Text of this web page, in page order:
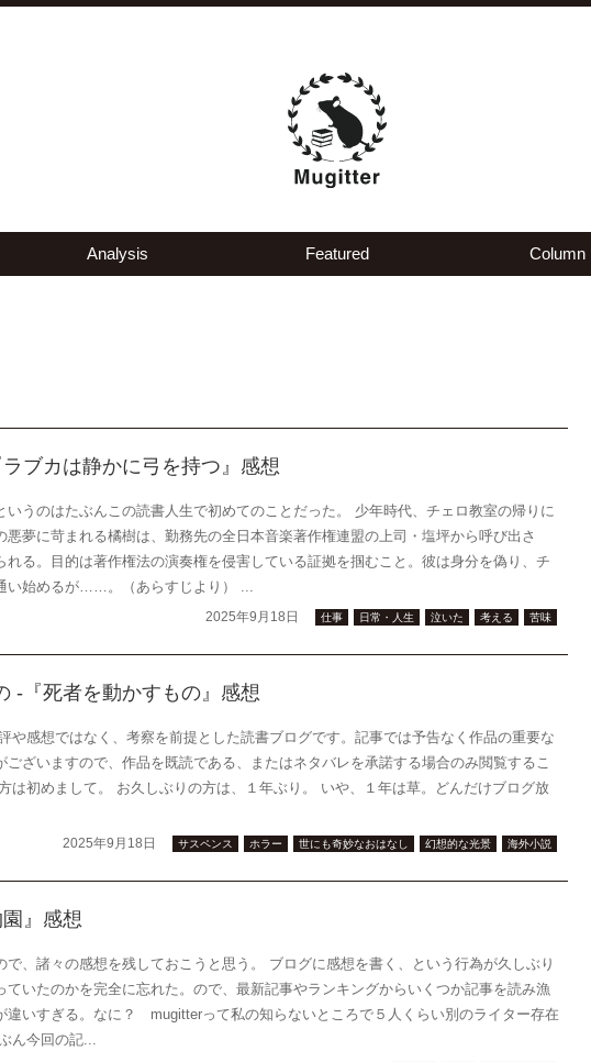
Analysis Featured Column
ブカは静かに弓を持つ』感想
いうのはたぶんこの読書人生で初めてのことだった。 少年時代、チェロ教室の帰りに
夢に苛まれる橘樹は、勤務先の全日本音楽著作権連盟の上司・塩坪から呼び出さ
れる。目的は著作権法の演奏権を侵害している証拠を掴むこと。彼は身分を偽り、チ
い始めるが……。（あらすじより） ...
2025年9月18日 仕事 日常・人生 泣いた 考える 苦味
-『死者を動かすもの』感想
や感想ではなく、考察を前提とした読書ブログです。記事では予告なく作品の重要な
ざいますので、作品を既読である、またはネタバレを承諾する場合のみ閲覧するこ
は初めまして。 お久しぶりの方は、１年ぶり。 いや、１年は草。どんだけブログ放
2025年9月18日 サスペンス ホラー 世にも奇妙なおはなし 幻想的な光景 海外小説
』感想
、諸々の感想を残しておこうと思う。 ブログに感想を書く、という行為が久しぶり
いたのかを完全に忘れた。ので、最新記事やランキングからいくつか記事を読み漁
違いすぎる。なに？ mugitterって私の知らないところで５人くらい別のライター存在
ん今回の記...